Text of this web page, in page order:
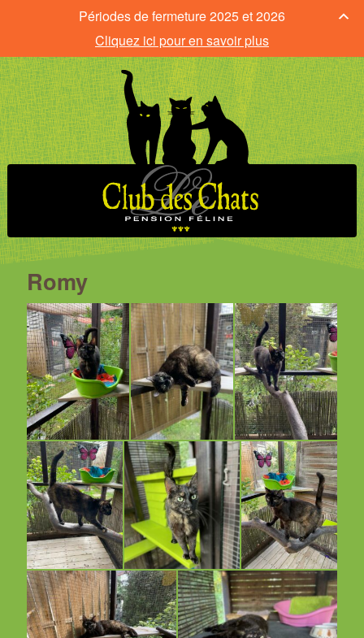
Romy
Périodes de fermeture 2025 et 2026
Cliquez ici pour en savoir plus